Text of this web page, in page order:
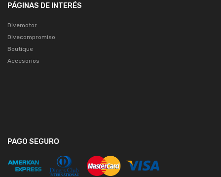
PÁGINAS DE INTERÉS
Divemotor
Divecompromiso
Boutique
Accesorios
PAGO SEGURO